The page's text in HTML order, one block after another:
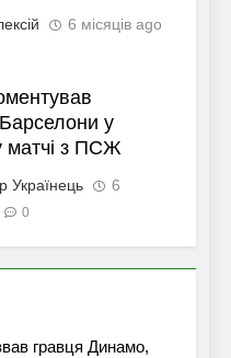
6 місяців ago
у
матчі з ПСЖ
Українець
6
0
гравця Динамо,